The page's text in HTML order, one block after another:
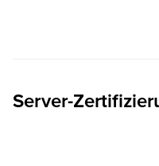
Server-